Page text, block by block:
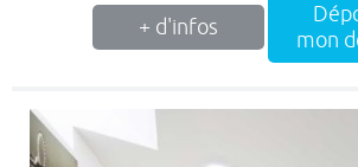
+ d'infos
mon